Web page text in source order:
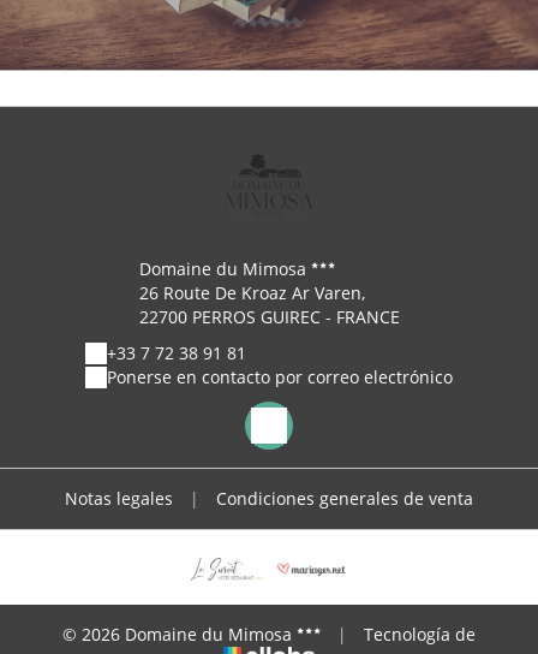
Domaine du Mimosa
26 Route De Kroaz Ar Varen,
22700 PERROS GUIREC - FRANCE
+33 7 72 38 91 81
Ponerse en contacto por correo electrónico
Notas legales | Condiciones generales de venta
© 2026 Domaine du Mimosa | Tecnología de